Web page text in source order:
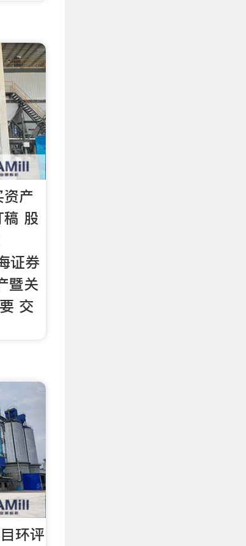
产
稿 股
证券
暨关
交
环评